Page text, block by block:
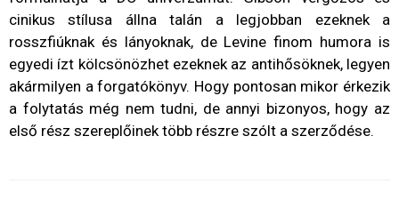
cinikus stílusa állna talán a legjobban ezeknek a
rosszfiúknak és lányoknak, de Levine finom humora is
egyedi ízt kölcsönözhet ezeknek az antihősöknek, legyen
akármilyen a forgatókönyv. Hogy pontosan mikor érkezik
a folytatás még nem tudni, de annyi bizonyos, hogy az
első rész szereplőinek több részre szólt a szerződése.